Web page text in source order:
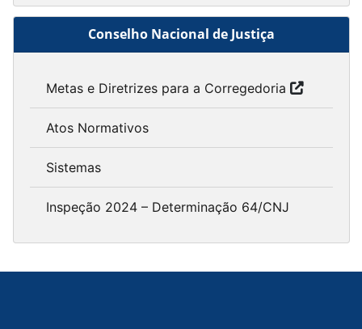
Conselho Nacional de Justiça
Metas e Diretrizes para a Corregedoria
Atos Normativos
Sistemas
Inspeção 2024 – Determinação 64/CNJ